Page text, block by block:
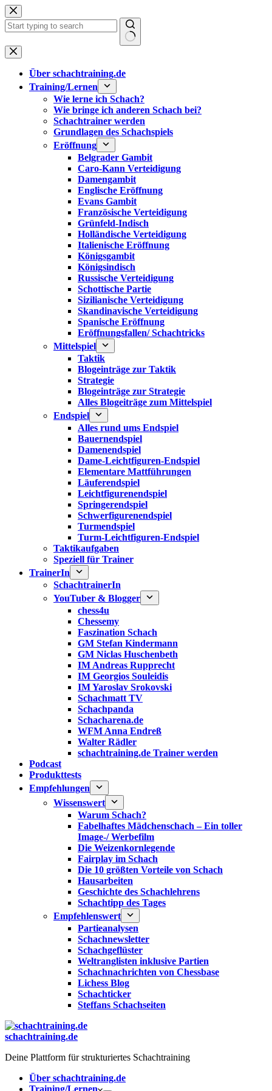
Zum
Inhalt
springen
Keine
Ergebnisse
Über schachtraining.de
Training/Lernen
Wie lerne ich Schach?
Wie bringe ich anderen Schach bei?
Schachtrainer werden
Grundlagen des Schachspiels
Eröffnung
Belgrader Gambit
Caro-Kann Verteidigung
Damengambit
Englische Eröffnung
Evans Gambit
Französische Verteidigung
Grünfeld-Indisch
Holländische Verteidigung
Italienische Eröffnung
Königsgambit
Königsindisch
Russische Verteidigung
Schottische Partie
Sizilianische Verteidigung
Skandinavische Verteidigung
Spanische Eröffnung
Eröffnungsfallen/ Schachtricks
Mittelspiel
Taktik
Blogeinträge zur Taktik
Strategie
Blogeinträge zur Strategie
Alles Blogeiträge zum Mittelspiel
Endspiel
Alles rund ums Endspiel
Bauernendspiel
Damenendspiel
Dame-Leichtfiguren-Endspiel
Elementare Mattführungen
Läuferendspiel
Leichtfigurenendspiel
Springerendspiel
Schwerfigurenendspiel
Turmendspiel
Turm-Leichtfiguren-Endspiel
Taktikaufgaben
Speziell für Trainer
TrainerIn
SchachtrainerIn
YouTuber & Blogger
chess4u
Chessemy
Faszination Schach
GM Stefan Kindermann
GM Niclas Huschenbeth
IM Andreas Rupprecht
IM Georgios Souleidis
IM Yaroslav Srokovski
Schachmatt TV
Schachpanda
Schacharena.de
WFM Anna Endreß
Walter Rädler
schachtraining.de Trainer werden
Podcast
Produkttests
Empfehlungen
Wissenswert
Warum Schach?
Fabelhaftes Mädchenschach – Ein toller
Image-/ Werbefilm
Die Weizenkornlegende
Fairplay im Schach
Die 10 größten Vorteile von Schach‎
Hausarbeiten
Geschichte des Schachlehrens
Schachtipp des Tages
Empfehlenswert
Partieanalysen
Schachnewsletter
Schachgeflüster
Weltranglisten inklusive Partien
Schachnachrichten von Chessbase
Lichess Blog
Schachticker
Steffans Schachseiten
schachtraining.de
Deine Plattform für strukturiertes Schachtraining
Über schachtraining.de
Training/Lernen